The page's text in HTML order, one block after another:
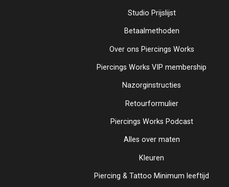
Studio Prijslijst
Betaalmethoden
Over ons Piercings Works
Piercings Works VIP membership
Nazorginstructies
Retourformulier
Piercings Works Podcast
Alles over maten
Kleuren
Piercing & Tattoo Minimum leeftijd